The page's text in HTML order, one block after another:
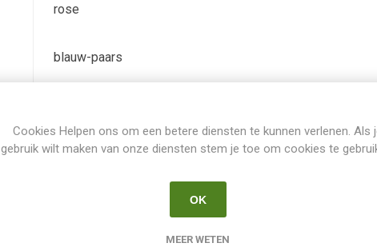
rose
blauw-paars
Iris Germanica
Cookies Helpen ons om een betere diensten te kunnen verlenen. Als
gebruik wilt maken van onze diensten stem je toe om cookies te
OK
MEER WETEN